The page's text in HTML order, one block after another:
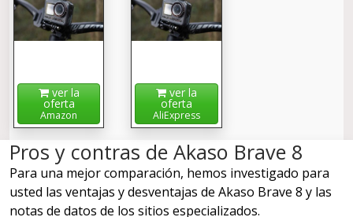
ver la
oferta
Amazon
ver la
oferta
AliExpress
Pros y contras de Akaso Brave 8
Para una mejor comparación, hemos investigado para
usted las ventajas y desventajas de Akaso Brave 8 y las
notas de datos de los sitios especializados.